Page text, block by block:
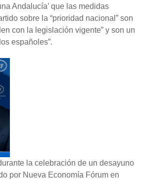
Andalucía’ que las medidas
sobre la “prioridad nacional” son
con la legislación vigente” y son un
españoles”.
la celebración de un desayuno
por Nueva Economía Fórum en